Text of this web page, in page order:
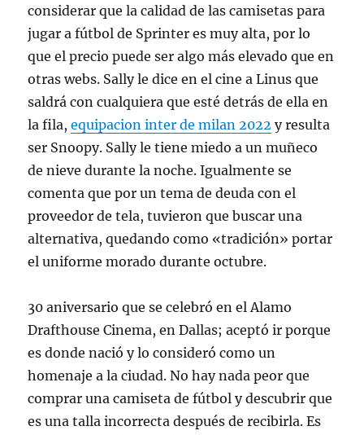
considerar que la calidad de las camisetas para
jugar a fútbol de Sprinter es muy alta, por lo
que el precio puede ser algo más elevado que en
otras webs. Sally le dice en el cine a Linus que
saldrá con cualquiera que esté detrás de ella en
la fila,equipacion inter de milan 2022 y resulta
ser Snoopy. Sally le tiene miedo a un muñeco
de nieve durante la noche. Igualmente se
comenta que por un tema de deuda con el
proveedor de tela, tuvieron que buscar una
alternativa, quedando como «tradición» portar
el uniforme morado durante octubre.
30 aniversario que se celebró en el Alamo
Drafthouse Cinema, en Dallas; aceptó ir porque
es donde nació y lo consideró como un
homenaje a la ciudad. No hay nada peor que
comprar una camiseta de fútbol y descubrir que
es una talla incorrecta después de recibirla. Es